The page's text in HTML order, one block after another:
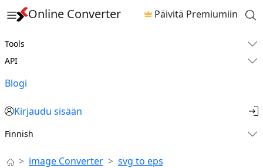
Online Converter Päivitä Premiumiin
Tools
API
Blogi
Kirjaudu sisään
Finnish
image Converter svg to eps